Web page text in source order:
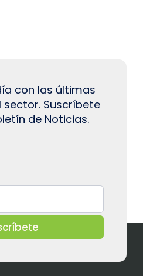
con las últimas
sector. Suscríbete
de Noticias.